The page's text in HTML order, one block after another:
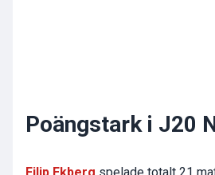
Poängstark i J20